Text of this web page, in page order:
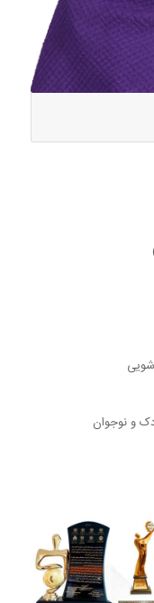
و نوجوان